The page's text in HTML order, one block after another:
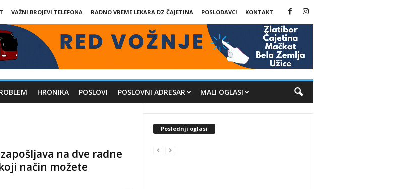
VAŽNI BROJEVI TELEFONA RADNO VREME LEKARA DZ ČAJETINA POSLODAVCI
KONTAKT
HRONIKA POSLOVI POSLOVNI ADRESAR MALI OGLASI
na dve radne
način možete
Poslednji oglasi